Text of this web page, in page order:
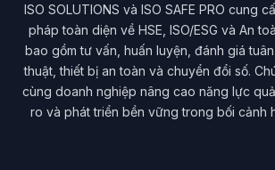
ISO SOLUTIONS và ISO SAFE PRO cung
pháp toàn diện về HSE, ISO/ESG và An
bao gồm tư vấn, huấn luyện, đánh giá
thuật, thiết bị an toàn và chuyển đổi số.
cùng doanh nghiệp nâng cao năng lực
ro và phát triển bền vững trong bối cảnh